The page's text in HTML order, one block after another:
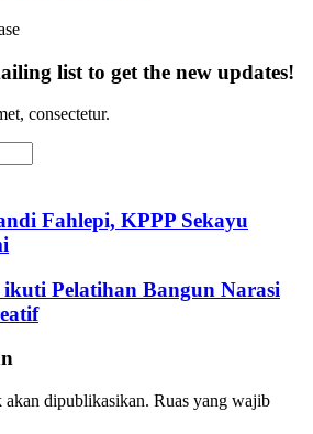
list to get the new updates!
consectetur.
Fahlepi, KPPP Sekayu
Pelatihan Bangun Narasi
dipublikasikan. Ruas yang wajib